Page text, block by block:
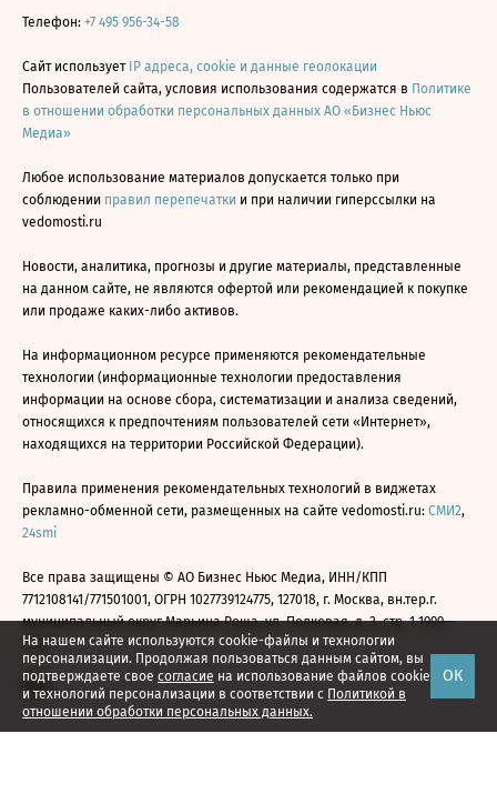
На нашем сайте используются cookie-файлы и технологии
персонализации. Продолжая пользоваться данным сайтом, вы
подтверждаете свое согласие на использование файлов cookie
и технологий персонализации в соответствии с Политикой в
отношении обработки персональных данных.
ОК
Телефон: +7 495 956-34-58
Сайт использует IP адреса, cookie и данные геолокации
Пользователей сайта, условия использования содержатся в Политике
в отношении обработки персональных данных АО «Бизнес Ньюс
Медиа»
Любое использование материалов допускается только при
соблюдении правил перепечатки и при наличии гиперссылки на
vedomosti.ru
Новости, аналитика, прогнозы и другие материалы, представленные
на данном сайте, не являются офертой или рекомендацией к покупке
или продаже каких-либо активов.
На информационном ресурсе применяются рекомендательные
технологии (информационные технологии предоставления
информации на основе сбора, систематизации и анализа сведений,
относящихся к предпочтениям пользователей сети «Интернет»,
находящихся на территории Российской Федерации).
Правила применения рекомендательных технологий в виджетах
рекламно-обменной сети, размещенных на сайте vedomosti.ru: СМИ2,
24smi
Все права защищены © АО Бизнес Ньюс Медиа, ИНН/КПП
7712108141/771501001, ОГРН 1027739124775, 127018, г. Москва, вн.тер.г.
муниципальный округ Марьина Роща, ул. Полковая, д. 3, стр. 1 1999—
2026